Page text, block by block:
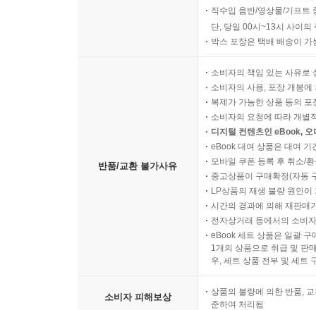
직수입 음반/영상물/기프트
단, 당일 00시~13시 사이의
박스 포장은 택배 배송이
반품/교환 불가사유
소비자의 책임 있는 사유로
소비자의 사용, 포장 개봉
복제가 가능한 상품 등의
소비자의 요청에 따라 개별
디지털 컨텐츠인 eBook,
eBook 대여 상품은 대여 기
모바일 쿠폰 등록 후 취소/
중고상품이 구매확정(자동
LP상품의 재생 불량 원인
시간의 경과에 의해 재판매
전자상거래 등에서의 소비
eBook 세트 상품은 일괄 구
1개의 상품으로 취급 및 판
우, 세트 상품 전부 및 세트
소비자 피해보상
상품의 불량에 의한 반품,
준하여 처리됨